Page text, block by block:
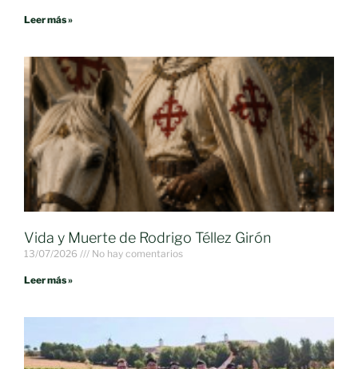
Leer más »
Vida y Muerte de Rodrigo Téllez Girón
13/07/2026 No hay comentarios
Leer más »